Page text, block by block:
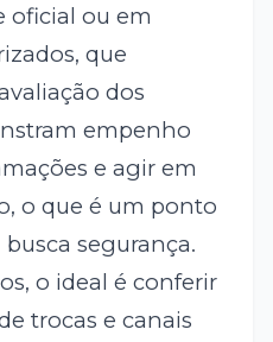
oficial ou em
que
dos
empenho
e agir em
o que é um ponto
segurança.
o ideal é conferir
trocas e canais